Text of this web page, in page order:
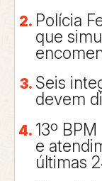
Polícia
que
Seis
devem
13º
e
últimas